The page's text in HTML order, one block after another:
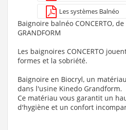
Ajouter au
Voir la fiche produit de
Les systèmes Balnéo
Baignoire balnéo CONCERTO,
GRANDFORM
Les baignoires CONCERTO
formes et la sobriété.
Baignoire en Biocryl, un
dans l'usine Kinedo Grandform.
Ce matériau vous garantit un
d'hygiène et un confort